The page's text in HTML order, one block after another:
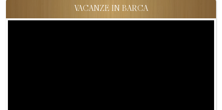
VACANZE IN BARCA